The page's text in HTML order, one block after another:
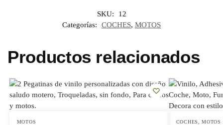
SKU:
12
Categorías:
COCHES, MOTOS
Productos relacionados
MOTOS COCHES ,MOTOS